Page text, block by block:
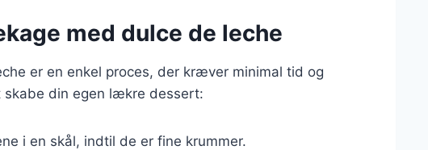
med dulce de leche
er en enkel proces, der kræver minimal tid og
skabe din egen lækre dessert:
i en skål, indtil de er fine krummer.